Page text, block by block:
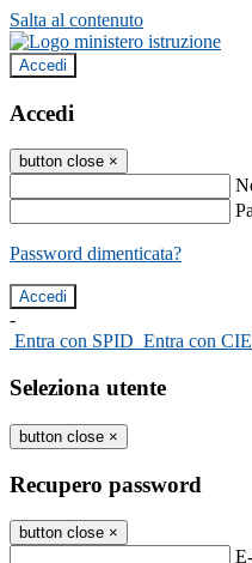
Salta al contenuto
Accedi
Accedi
button close ×
Password dimenticata?
-
Entra con SPID Entra con CIE
Seleziona utente
button close ×
Recupero password
button close ×